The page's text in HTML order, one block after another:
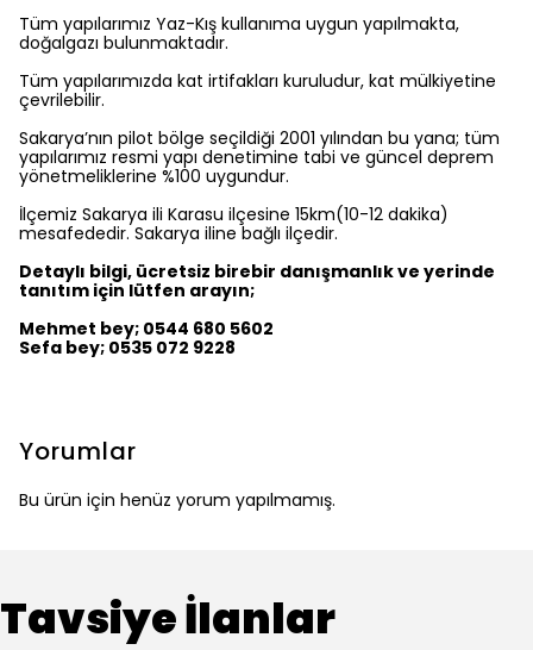
Tüm yapılarımız Yaz-Kış kullanıma uygun yapılmakta,
doğalgazı bulunmaktadır.
Tüm yapılarımızda kat irtifakları kuruludur, kat mülkiyetine
çevrilebilir.
Sakarya’nın pilot bölge seçildiği 2001 yılından bu yana; tüm
yapılarımız resmi yapı denetimine tabi ve güncel deprem
yönetmeliklerine %100 uygundur.
İlçemiz Sakarya ili Karasu ilçesine 15km(10-12 dakika)
mesafededir. Sakarya iline bağlı ilçedir.
Detaylı bilgi, ücretsiz birebir danışmanlık ve yerinde
tanıtım için lütfen arayın;
Mehmet bey; 0544 680 5602
Sefa bey; 0535 072 9228
Yorumlar
Bu ürün için henüz yorum yapılmamış.
Tavsiye İlanlar